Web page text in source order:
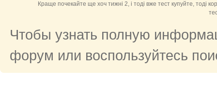
Краще почекайте ще хоч тижні 2, і тоді вже тест купуйте, тоді
Чтобы узнать полную
форум или воспользуйтесь